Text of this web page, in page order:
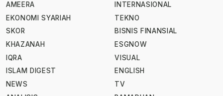
AMEERA
EKONOMI SYARIAH
SKOR
KHAZANAH
IQRA
ISLAM DIGEST
NEWS
INTERNASIONAL
TEKNO
BISNIS FINANSIAL
ESGNOW
VISUAL
ENGLISH
TV